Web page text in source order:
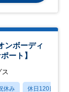
ンボーディ
ート】
休み 休日120日以上